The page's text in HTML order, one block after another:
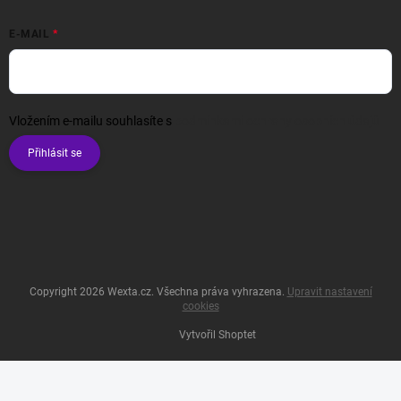
E-MAIL
Vložením e-mailu souhlasíte s
Přihlásit se
Vytvořil Shoptet
Copyright 2026 Wexta.cz. Všechna práva vyhrazena. Upravit nastavení
cookies